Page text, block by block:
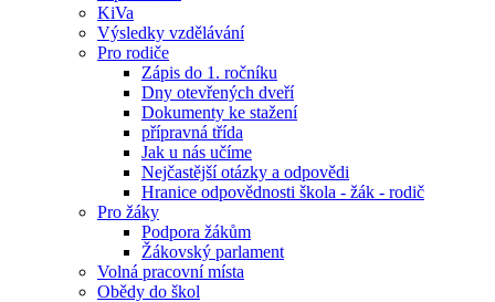
KiVa
Výsledky vzdělávání
Pro rodiče
Zápis do 1. ročníku
Dny otevřených dveří
Dokumenty ke stažení
přípravná třída
Jak u nás učíme
Nejčastější otázky a odpovědi
Hranice odpovědnosti škola - žák - rodič
Pro žáky
Podpora žákům
Žákovský parlament
Volná pracovní místa
Obědy do škol